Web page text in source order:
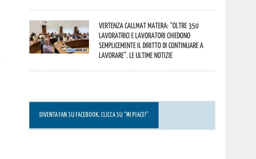
Vertenza CallMat Matera: “Oltre 350
lavoratrici e lavoratori chiedono
semplicemente il diritto di continuare a
lavorare”. Le ultime notizie
DIVENTA FAN SU FACEBOOK, CLICCA SU “MI PIACE!”